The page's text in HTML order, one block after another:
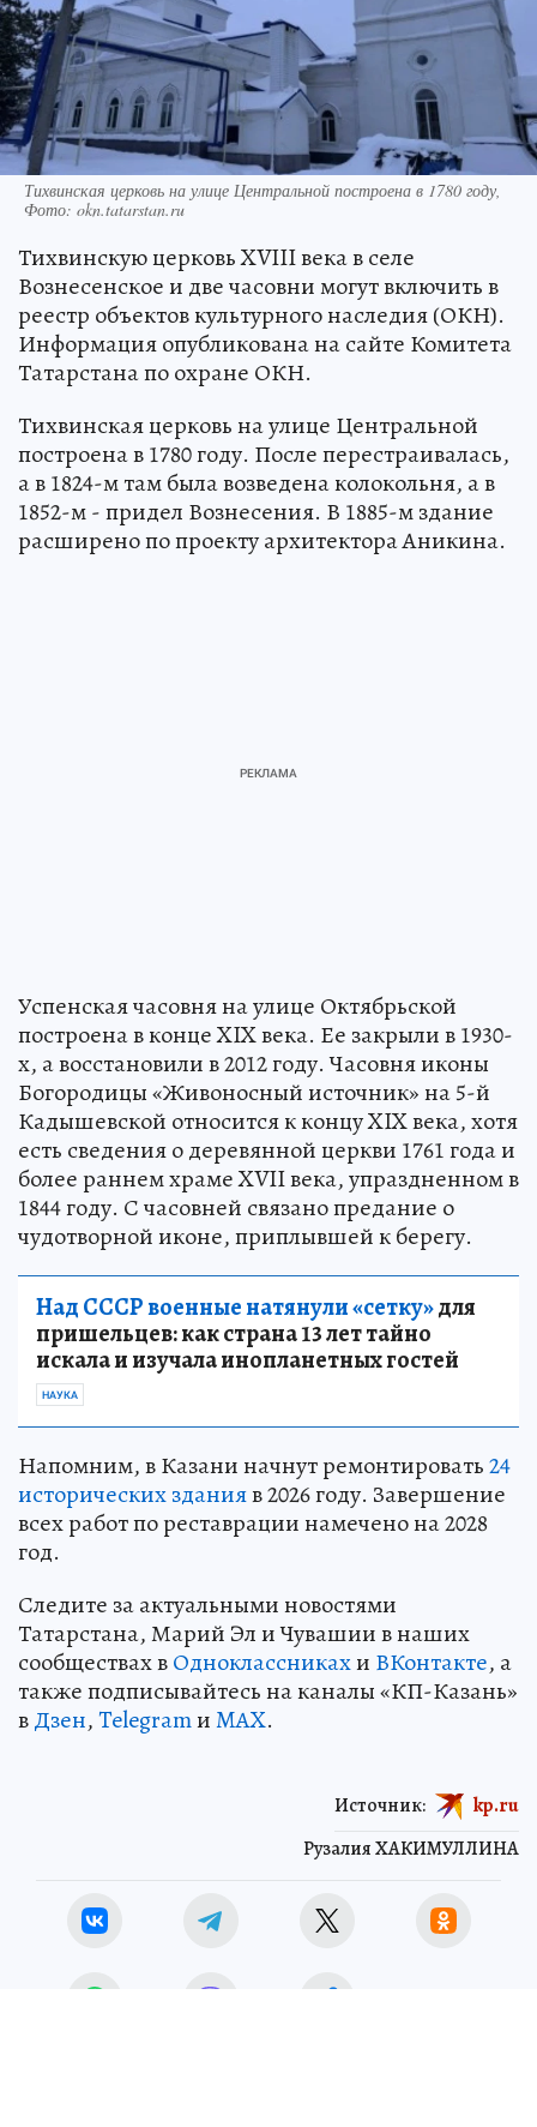
Тихвинская церковь на улице Центральной построена в 1780 году,
Фото: okn.tatarstan.ru
Тихвинскую церковь XVIII века в селе
Вознесенское и две часовни могут включить в
реестр объектов культурного наследия (ОКН).
Информация опубликована на сайте Комитета
Татарстана по охране ОКН.
Тихвинская церковь на улице Центральной
построена в 1780 году. После перестраивалась,
а в 1824-м там была возведена колокольня, а в
1852-м - придел Вознесения. В 1885-м здание
расширено по проекту архитектора Аникина.
Успенская часовня на улице Октябрьской
построена в конце XIX века. Ее закрыли в 1930-
х, а восстановили в 2012 году. Часовня иконы
Богородицы «Живоносный источник» на 5-й
Кадышевской относится к концу XIX века, хотя
есть сведения о деревянной церкви 1761 года и
более раннем храме XVII века, упраздненном в
1844 году. С часовней связано предание о
чудотворной иконе, приплывшей к берегу.
Над СССР военные натянули «сетку»для
пришельцев: как страна 13 лет тайно
искала и изучала инопланетных гостей
НАУКА
Напомним, в Казани начнут ремонтировать24
исторических зданияв 2026 году. Завершение
всех работ по реставрации намечено на 2028
год.
Следите за актуальными новостями
Татарстана, Марий Эл и Чувашии в наших
сообществах вОдноклассникахи ВКонтакте, а
также подписывайтесь на каналы «КП-Казань»
вДзен,TelegramиMAX.
Рузалия ХАКИМУЛЛИНА
Источник: kp.ru